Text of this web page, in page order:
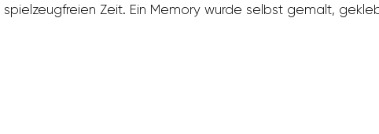
Zeit. Ein Memory wurde selbst gemalt,